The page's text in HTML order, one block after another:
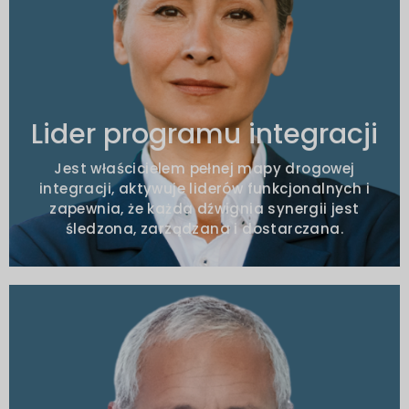
Lider programu integracji
Jest właścicielem pełnej mapy drogowej
integracji, aktywuje liderów funkcjonalnych i
zapewnia, że każda dźwignia synergii jest
śledzona, zarządzana i dostarczana.
Trakcja międzyfunkcyjna i realizacja
kamieni milowych
Zarządzanie kartą wyników synergii
Dostosowanie do interesariuszy i
SteerCo
Typowe mandaty